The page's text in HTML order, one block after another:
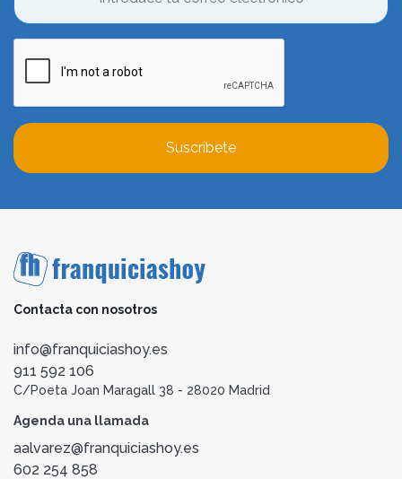
Suscríbete
Contacta con nosotros
info@franquiciashoy.es
911 592 106
C/Poeta Joan Maragall 38 - 28020 Madrid
Agenda una llamada
aalvarez@franquiciashoy.es
602 254 858